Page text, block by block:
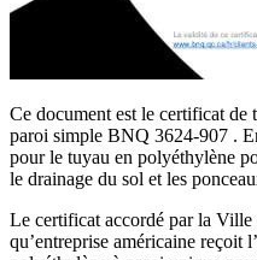
Ce document est le certificat de
paroi simple BNQ 3624-907 .
pour le tuyau en polyéthylène
le drainage du sol et les
Le certificat accordé par la
qu’entreprise américaine reçoit